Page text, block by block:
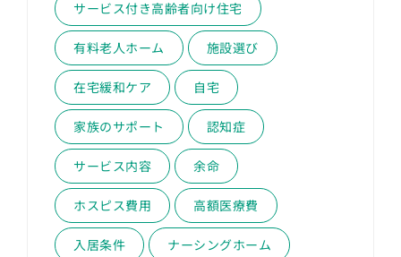
サービス付き高齢者向け住宅
有料老人ホーム 施設選び
在宅緩和ケア 自宅
家族のサポート 認知症
サービス内容 余命
ホスピス費用 高額医療費
入居条件 ナーシングホーム